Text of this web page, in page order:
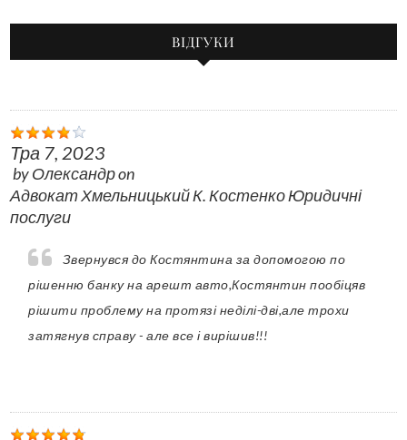
ВІДГУКИ
Тра 7, 2023
byОлександрon
Адвокат Хмельницький К. Костенко Юридичні
послуги
Звернувся до Костянтина за допомогою по
рішенню банку на арешт авто,Костянтин пообіцяв
рішити проблему на протязі неділі-дві,але трохи
затягнув справу - але все і вирішив!!!